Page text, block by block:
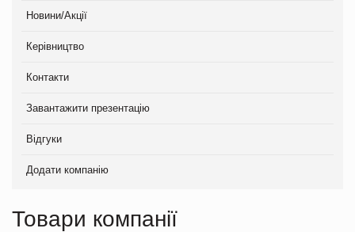
Новини/Акції
Керівництво
Контакти
Завантажити презентацію
Відгуки
Додати компанію
Товари компанії